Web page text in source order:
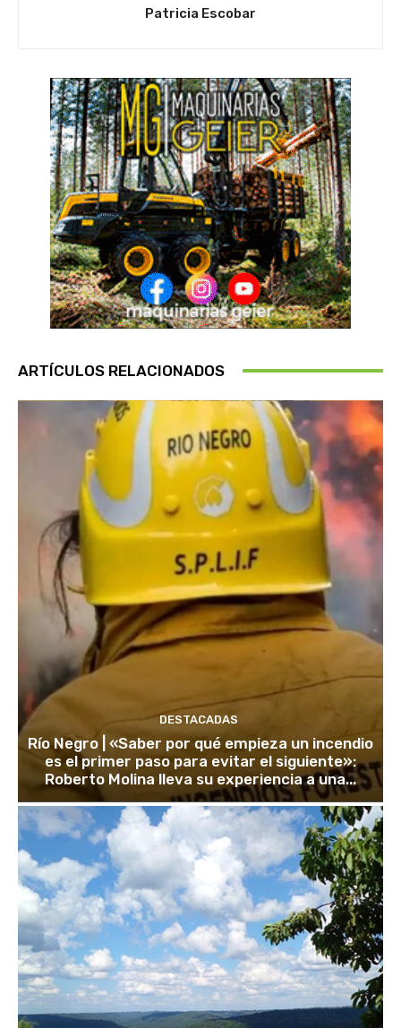
Patricia Escobar
ARTÍCULOS RELACIONADOS
DESTACADAS
Río Negro | «Saber por qué empieza un incendio
es el primer paso para evitar el siguiente»:
Roberto Molina lleva su experiencia a una...